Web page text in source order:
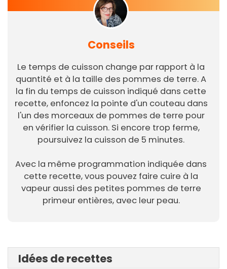
Conseils
Le temps de cuisson change par rapport à la
quantité et à la taille des pommes de terre. A
la fin du temps de cuisson indiqué dans cette
recette, enfoncez la pointe d'un couteau dans
l'un des morceaux de pommes de terre pour
en vérifier la cuisson. Si encore trop ferme,
poursuivez la cuisson de 5 minutes.
Avec la même programmation indiquée dans
cette recette, vous pouvez faire cuire à la
vapeur aussi des petites pommes de terre
primeur entières, avec leur peau.
Idées de recettes